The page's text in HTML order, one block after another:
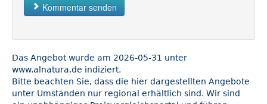
Kommentar senden
Das Angebot wurde am 2026-05-31 unter
www.alnatura.de indiziert.
Bitte beachten Sie, dass die hier dargestellten Angebote
unter Umständen nur regional erhältlich sind. Wir sind